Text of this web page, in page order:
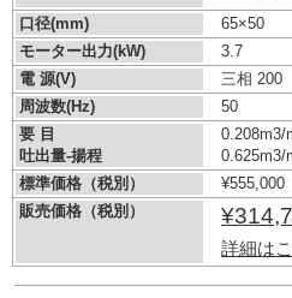
口径(mm)
65×50
モーター出力(kW)
3.7
電 源(V)
三相 200
周波数(Hz)
50
要 目
吐出量-揚程
0.208m3/
0.625m3/
標準価格（税別）
¥555,000
販売価格（税別）
詳細は